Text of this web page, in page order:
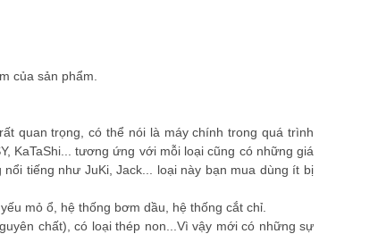
của sản phẩm.
quan trọng, có thể nói là máy chính trong quá trình
KaTaShi... tương ứng với mỗi loại cũng có những giá
tiếng như JuKi, Jack... loại này bạn mua dùng ít bị
mỏ ổ, hệ thống bơm dầu, hệ thống cắt chỉ.
chất), có loại thép non...Vì vậy mới có những sự